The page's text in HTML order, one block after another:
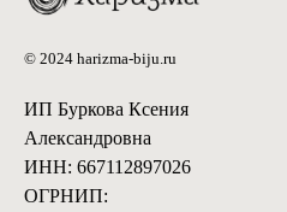
© 2024 harizma-biju.ru
ИП Буркова Ксения
Александровна
ИНН: 667112897026
ОГРНИП: